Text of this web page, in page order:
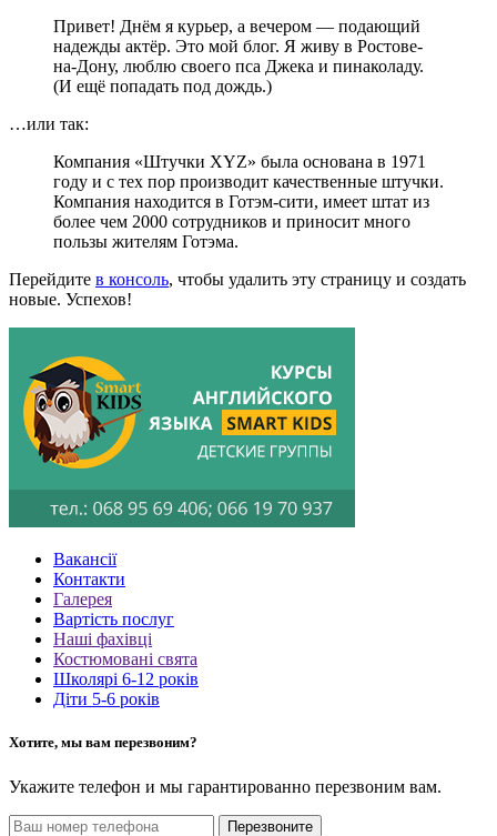
Привет! Днём я курьер, а вечером — подающий
надежды актёр. Это мой блог. Я живу в Ростове-
на-Дону, люблю своего пса Джека и пинаколаду.
(И ещё попадать под дождь.)
…или так:
Компания «Штучки XYZ» была основана в 1971
году и с тех пор производит качественные штучки.
Компания находится в Готэм-сити, имеет штат из
более чем 2000 сотрудников и приносит много
пользы жителям Готэма.
Перейдите в консоль, чтобы удалить эту страницу и создать
новые. Успехов!
Вакансії
Контакти
Галерея
Вартість послуг
Наші фахівці
Костюмовані свята
Школярі 6-12 років
Діти 5-6 років
Хотите, мы вам перезвоним?
Укажите телефон и мы гарантированно перезвоним вам.